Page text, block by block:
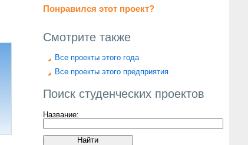
Понравился этот проект?
Смотрите также
Все проекты этого года
Все проекты этого предприятия
Поиск студенческих проектов
Название: